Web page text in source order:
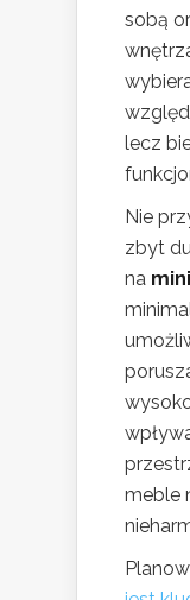
sobą
lecz
Nie
zbyt
na
meble